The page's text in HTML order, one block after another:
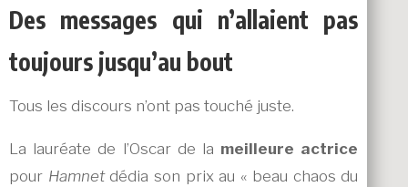
Des messages qui n’allaient pas
toujours jusqu’au bout
Tous les discours n’ont pas touché juste.
La lauréate de l’Oscar de la meilleure actrice
pour Hamnetdédia son prix au « beau chaos du